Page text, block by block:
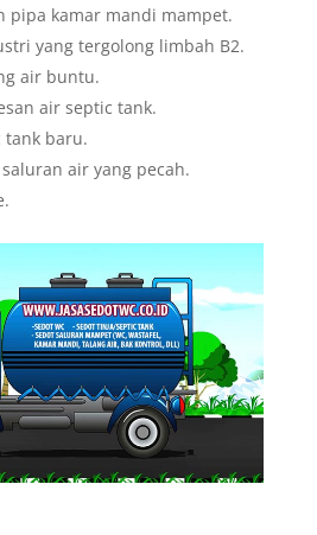
pipa kamar mandi mampet.
yang tergolong limbah B2.
air buntu.
air septic tank.
tank baru.
air yang pecah.